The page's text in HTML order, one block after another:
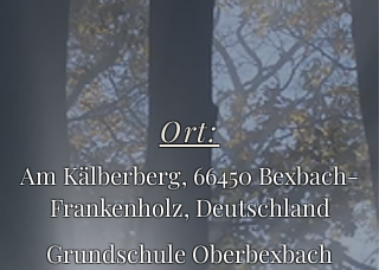
Ort:
Am Kälberberg, 66450 Bexbach-
Frankenholz, Deutschland
Grundschule Oberbexbach